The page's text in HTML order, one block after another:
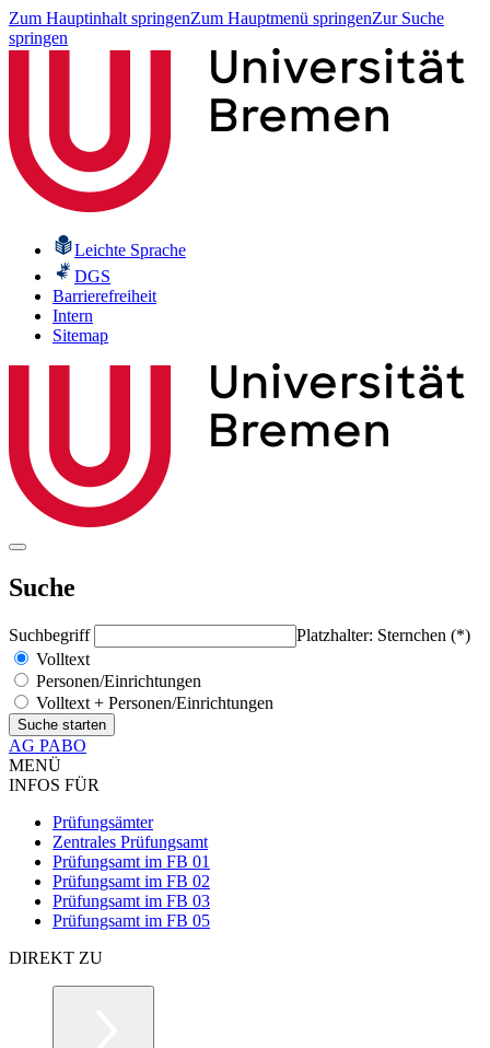
Zum Hauptinhalt springenZum Hauptmenü springenZur Suche
springen
Leichte Sprache
DGS
Barrierefreiheit
Intern
Sitemap
Suche
Suchbegriff
Platzhalter: Sternchen (*)
Volltext
Personen/Einrichtungen
Volltext + Personen/Einrichtungen
AG PABO
MENÜ
INFOS FÜR
Prüfungsämter
Zentrales Prüfungsamt
Prüfungsamt im FB 01
Prüfungsamt im FB 02
Prüfungsamt im FB 03
Prüfungsamt im FB 05
DIREKT ZU